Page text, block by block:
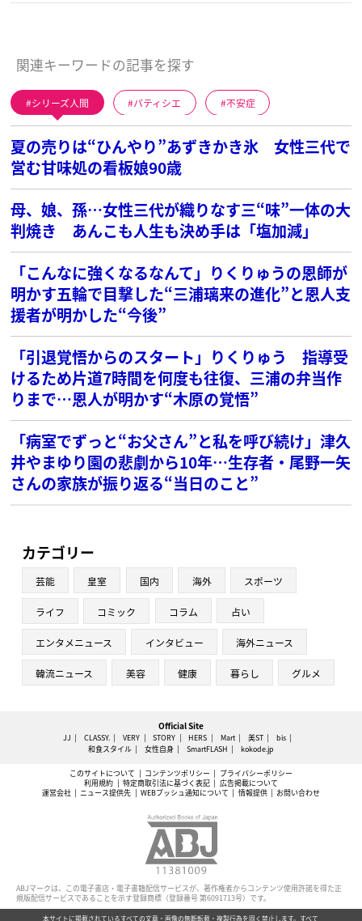
関連キーワードの記事を探す
シリーズ人間 パティシエ 不安症
夏の売りは“ひんやり”あずきかき氷 女性三代で
営む甘味処の看板娘90歳
母、娘、孫…女性三代が織りなす三“味”一体の大
判焼き あんこも人生も決め手は「塩加減」
「こんなに強くなるなんて」りくりゅうの恩師が
明かす五輪で目撃した“三浦璃来の進化”と恩人支
援者が明かした“今後”
「引退覚悟からのスタート」りくりゅう 指導受
けるため片道7時間を何度も往復、三浦の弁当作
りまで…恩人が明かす“木原の覚悟”
「病室でずっと“お父さん”と私を呼び続け」津久
井やまゆり園の悲劇から10年…生存者・尾野一矢
さんの家族が振り返る“当日のこと”
カテゴリー
芸能 皇室 国内 海外 スポーツ
ライフ コミック コラム 占い
エンタメニュース インタビュー 海外ニュース
韓流ニュース 美容 健康 暮らし グルメ
Official Site
JJ CLASSY. VERY STORY HERS Mart 美ST
bis
和食スタイル
女性自身 SmartFLASH kokode.jp
このサイトについて コンテンツポリシー
プライバシーポリシー
利用規約
特定商取引法に基づく表記
広告掲載について
運営会社
ニュース提供先 WEBプッシュ通知について 情報提供 お問い合わせ
ABJマークは、この電子書店・電子書籍配信サービスが、著作権者からコンテンツ使用許諾を得た正
規版配信サービスであることを示す登録商標（登録番号 第6091713号）です。
本サイトに掲載されているすべての文章・画像の無断転載・複製行為を固く禁止します。すべて